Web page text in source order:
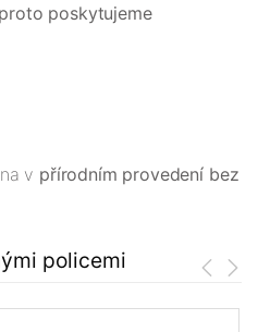
poskytujeme
v přírodním provedení bez
policemi